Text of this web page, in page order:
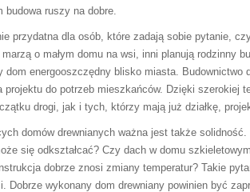
budowa ruszy na dobre.
przydatna dla osób, które zadają sobie pytanie,
o małym domu na wsi, inni planują rodzinny
dom energooszczędny blisko miasta. Budownictwo
projektu do potrzeb mieszkańców. Dzięki szerokiej
drogi, jak i tych, którzy mają już działkę,
domów drewnianych ważna jest także
się odkształcać? Czy dach w domu
dobrze znosi zmiany temperatur? Takie
Dobrze wykonany dom drewniany powinien być